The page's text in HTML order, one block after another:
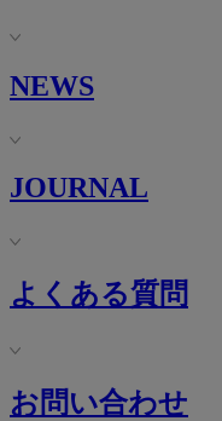
NEWS
JOURNAL
よくある質問
お問い合わせ